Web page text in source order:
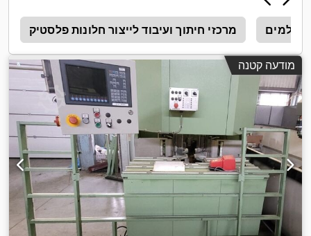
מרכזי חיתוך ועיבוד לייצור חלונות פלסטיק שלמים
מודעה קטנה